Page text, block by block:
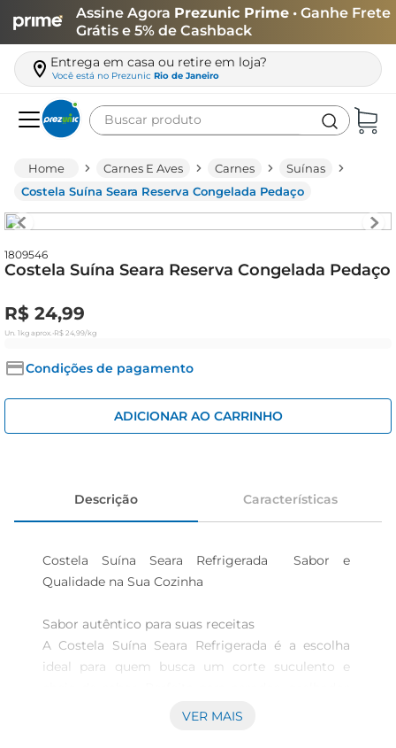
Assine Agora Prezunic Prime • Ganhe Frete
Grátis e 5% de Cashback
Entrega em casa ou retire em loja?
Você está no Prezunic Rio de Janeiro
Buscar produto
Carnes E Aves Carnes
Suínas
Costela Suína Seara Reserva Congelada Pedaço
1809546
Costela Suína Seara Reserva Congelada Pedaço
R$ 24,99
Un. 1kg aprox. •R$ 24,99/kg
Condições de pagamento
ADICIONAR AO CARRINHO
Descrição Características
Costela Suína Seara Refrigerada  Sabor e
Qualidade na Sua Cozinha
Sabor autêntico para suas receitas
A Costela Suína Seara Refrigerada é a escolha
ideal para quem busca um corte suculento e
ou cozidos, essa carne é versátil e se adapta a
VER MAIS
leite
queijo
arroz
azeite
biscoito
cerveja